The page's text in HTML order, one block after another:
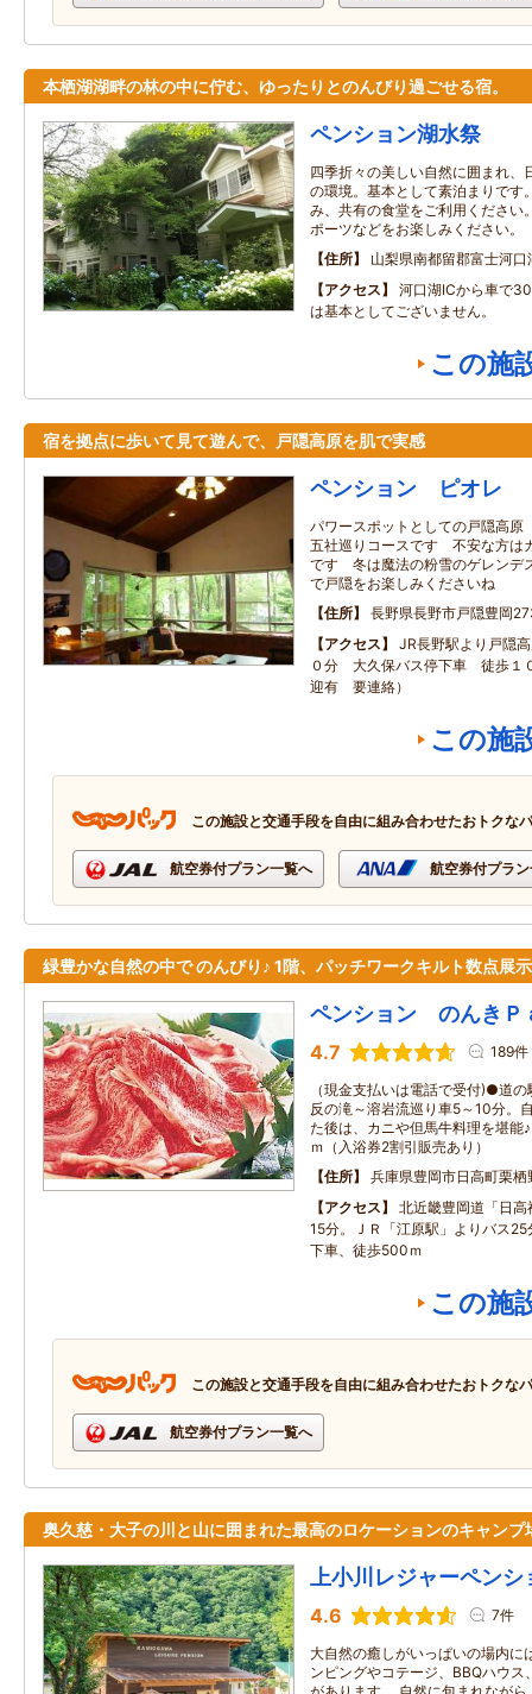
本栖湖湖畔の林の中に佇む、ゆったりとのんびり過ごせる宿。
ペンション湖水祭
四季折々の美しい自然に囲まれ、
の環境。基本として素泊まりです
み、共有の食堂をご利用ください
ポーツなどをお楽しみください。
住所
山梨県南都留郡富士河口
アクセス
河口湖ICから車で
は基本としてございません。
この施
宿を拠点に歩いて見て遊んで、戸隠高原を肌で実感
ペンション ピオレ
パワースポットとしての戸隠高
五社巡りコースです 不安な方は
です 冬は魔法の粉雪のゲレンデ
で戸隠をお楽しみくださいね
住所
長野県長野市戸隠豊岡
アクセス
JR長野駅より戸隠
０分 大久保バス停下車 徒歩１
迎有 要連絡）
この施
この施設と交通手段を自由に組み合わせたおトクな
航空券付プラン一覧へ 航空券付プラ
緑豊かな自然の中で のんびり♪ 1階、パッチワークキルト数点展示
ペンション のんきＰ
4.7 189件
（現金支払いは電話で受付)●道
反の滝～溶岩流巡り車5～10分。
た後は、カニや但馬牛料理を堪
ｍ（入浴券2割引販売あり）
住所
兵庫県豊岡市日高町栗栖
アクセス
北近畿豊岡道「日
15分。ＪＲ「江原駅」よりバス
下車、徒歩500ｍ
この施
この施設と交通手段を自由に組み合わせたおトクな
航空券付プラン一覧へ
奥久慈・大子の川と山に囲まれた最高のロケーションのキャンプ
上小川レジャーペンシ
4.6 7件
大自然の癒しがいっぱいの場内に
ンピングやコテージ、BBQハウ